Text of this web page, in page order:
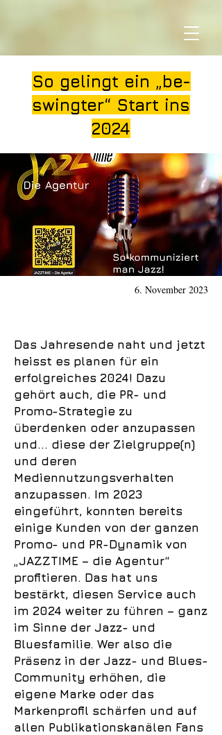
So gelingt ein „be-
swingter“ Start ins
2024
6. November 2023
Das Jahresende naht und jetzt
heisst es planen für ein
erfolgreiches 2024! Dazu
gehört auch, die PR- und
Promo-Strategie zu
überdenken oder anzupassen
und... diese der Zielgruppe(n)
und deren
Mediennutzungsverhalten
anzupassen. Im 2023
eingeführt, konnten bereits
einige Kunden von der ganzen
Promo- und PR-Dynamik von
„JAZZTIME – die Agentur“
profitieren. Das hat uns
bestärkt, diesen Service auch
im 2024 weiter zu führen – ganz
im Sinne der Jazz- und
Bluesfamilie. Wer also die
Präsenz in der Jazz- und Blues-
Community erhöhen, die
eigene Marke oder das
Markenprofil schärfen und auf
allen Publikationskanälen Fans